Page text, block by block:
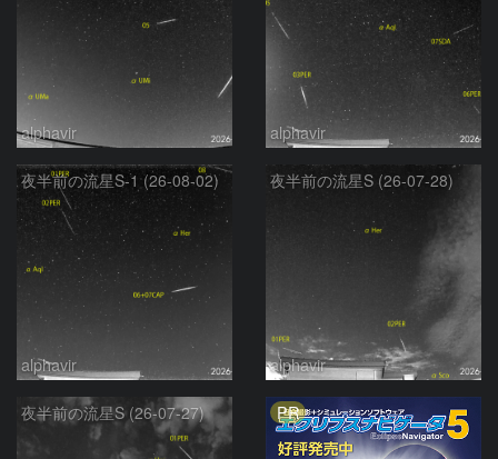
alphavir alphavir
夜半前の流星S-1 (26-08-02)
alphavir
夜半前の流星S (26-07-28)
alphavir
夜半前の流星S (26-07-27) PR